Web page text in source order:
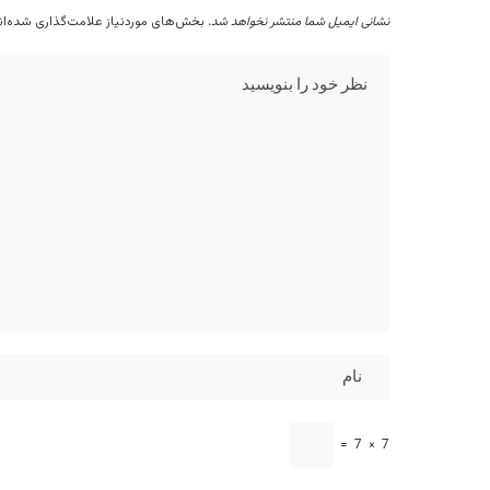
نشانی ایمیل شما منتشر نخواهد شد. بخش‌های موردنیاز علامت‌گذاری
7
×
7
=